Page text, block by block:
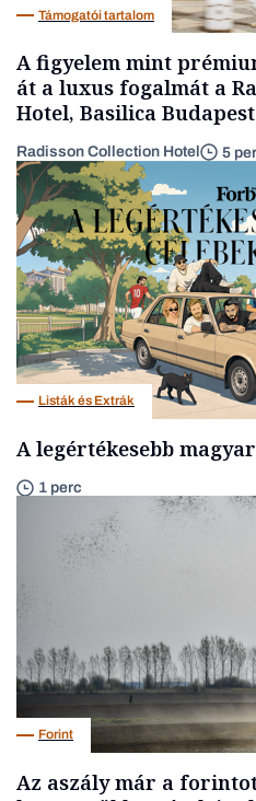
Támogatói tartalom
A figyelem mint
át a luxus fogalmát a
Hotel, Basilica Budapest
Radisson Collection Hotel 5
Listák és Extrák
A legértékesebb
1 perc
Forint
Az aszály már a